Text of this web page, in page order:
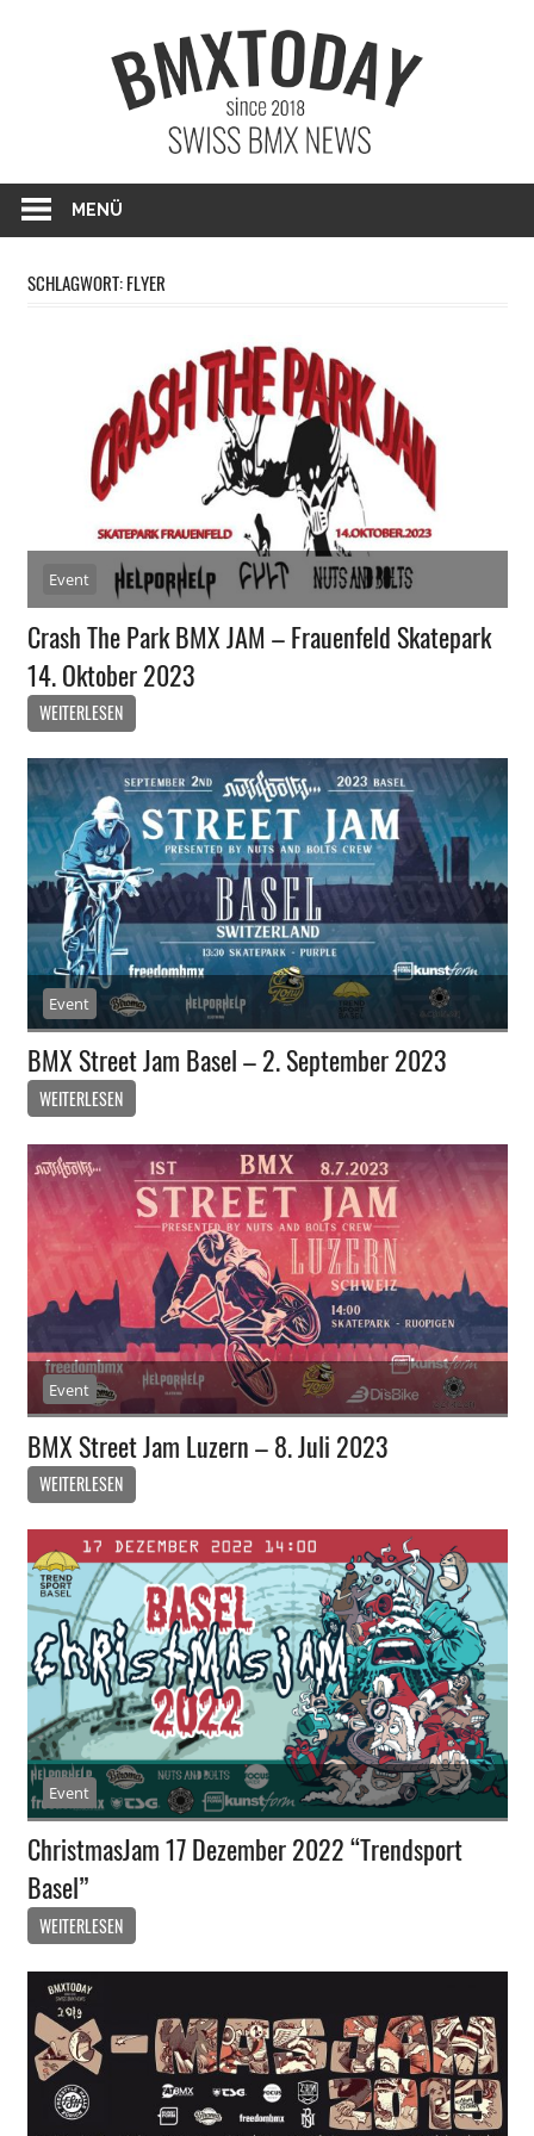
MENÜ
SCHLAGWORT: FLYER
Event
Crash The Park BMX JAM – Frauenfeld Skatepark
14. Oktober 2023
WEITERLESEN
Event
BMX Street Jam Basel – 2. September 2023
WEITERLESEN
Event
BMX Street Jam Luzern – 8. Juli 2023
WEITERLESEN
Event
ChristmasJam 17 Dezember 2022 “Trendsport
Basel”
WEITERLESEN